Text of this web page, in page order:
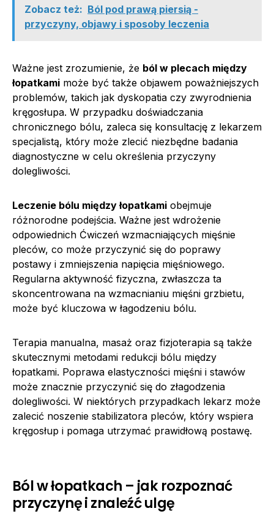
Zobacz też: Ból pod prawą piersią -
przyczyny, objawy i sposoby leczenia
Ważne jest zrozumienie, że ból w plecach między
łopatkami może być także objawem poważniejszych
problemów, takich jak dyskopatia czy zwyrodnienia
kręgosłupa. W przypadku doświadczania
chronicznego bólu, zaleca się konsultację z lekarzem
specjalistą, który może zlecić niezbędne badania
diagnostyczne w celu określenia przyczyny
dolegliwości.
Leczenie bólu między łopatkami obejmuje
różnorodne podejścia. Ważne jest wdrożenie
odpowiednich Ćwiczeń wzmacniających mięśnie
pleców, co może przyczynić się do poprawy
postawy i zmniejszenia napięcia mięśniowego.
Regularna aktywność fizyczna, zwłaszcza ta
skoncentrowana na wzmacnianiu mięśni grzbietu,
może być kluczowa w łagodzeniu bólu.
Terapia manualna, masaż oraz fizjoterapia są także
skutecznymi metodami redukcji bólu między
łopatkami. Poprawa elastyczności mięśni i stawów
może znacznie przyczynić się do złagodzenia
dolegliwości. W niektórych przypadkach lekarz może
zalecić noszenie stabilizatora pleców, który wspiera
kręgosłup i pomaga utrzymać prawidłową postawę.
Ból w łopatkach – jak rozpoznać
przyczynę i znaleźć ulgę